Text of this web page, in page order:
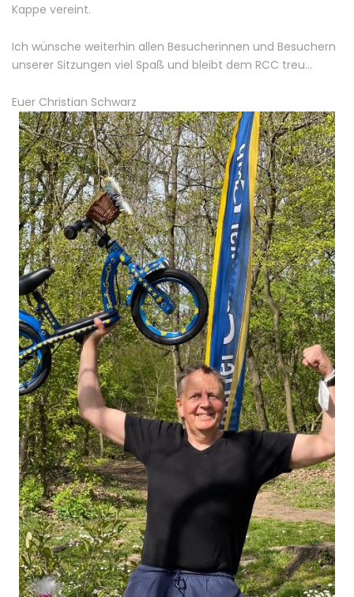
Kappe vereint.
Ich wünsche weiterhin allen Besucherinnen und Besuchern
unserer Sitzungen viel Spaß und bleibt dem RCC treu…
Euer Christian Schwarz